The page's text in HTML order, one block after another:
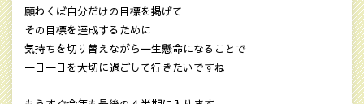
願わくば自分だけの目標を掲げて
その目標を達成するために
気持ちを切り替えながら一生懸命になることで
一日一日を大切に過ごして行きたいですね